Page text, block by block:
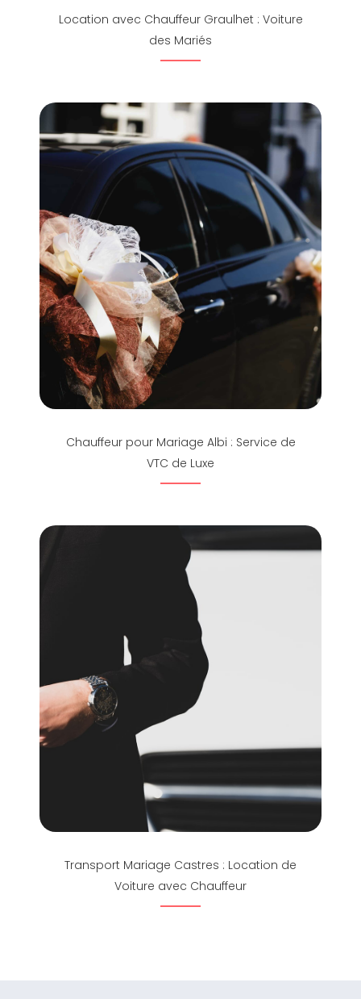
Location avec Chauffeur Graulhet : Voiture
des Mariés
Chauffeur pour Mariage Albi : Service de
VTC de Luxe
Transport Mariage Castres : Location de
Voiture avec Chauffeur